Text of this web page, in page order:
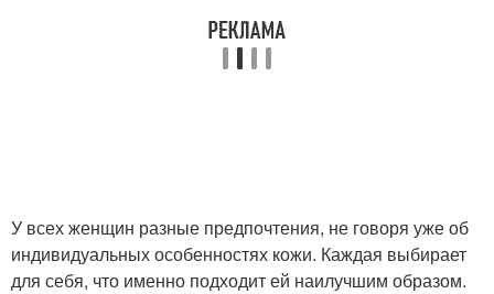
У всех женщин разные предпочтения, не говоря уже об
индивидуальных особенностях кожи. Каждая выбирает
для себя, что именно подходит ей наилучшим образом.